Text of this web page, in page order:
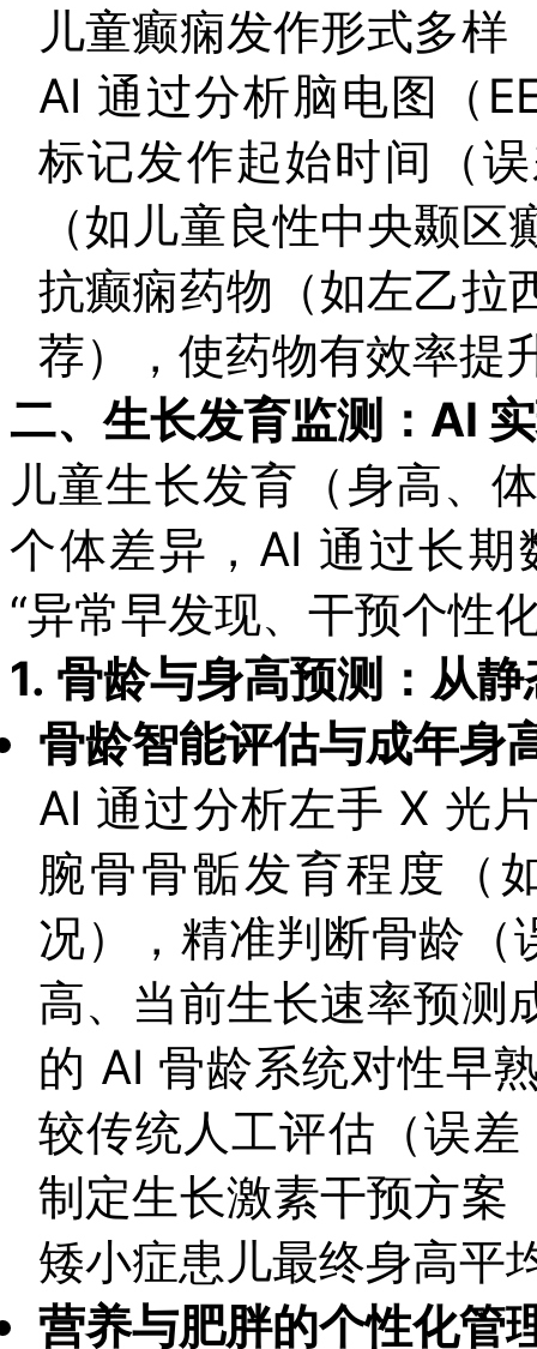
儿童癫痫发作形式多样
AI 通过分析脑电图（
标记发作起始时间（
（如儿童良性中央颞
抗癫痫药物（如左乙拉
荐），使药物有效率提
二、生长发育监测：AI
儿童生长发育（身高、
个体差异，AI 通过长
“异常早发现、干预个性
1. 骨龄与身高预测：从
骨龄智能评估与成年身
AI 通过分析左手 X 光
腕骨骨骺发育程度（
况），精准判断骨龄
高、当前生长速率预测
的 AI 骨龄系统对性早
较传统人工评估（误
制定生长激素干预方案
矮小症患儿最终身高平
营养与肥胖的个性化管